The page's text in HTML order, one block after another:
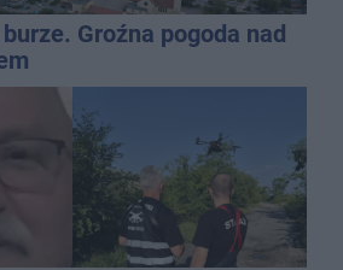
burze. Groźna pogoda nad